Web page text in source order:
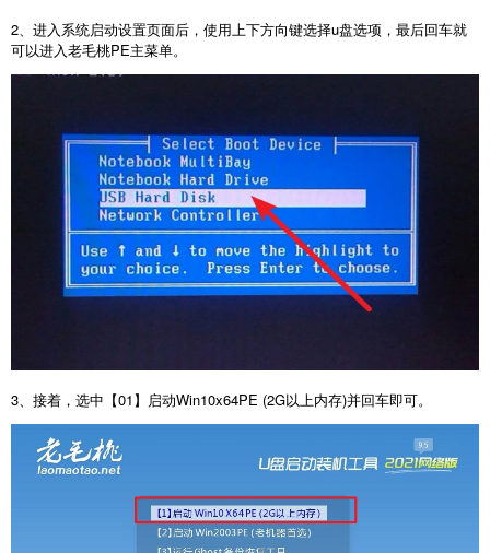
2、进入系统启动设置页面后，使用上下方向键选择u盘选项，最后回车就
可以进入老毛桃PE主菜单。
3、接着，选中【01】启动Win10x64PE (2G以上内存)并回车即可。